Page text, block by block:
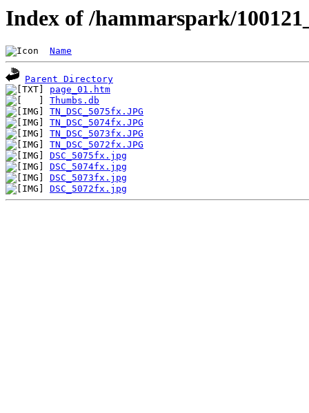
Index of /hammarspark/
Name
Parent Directory
page_01.htm
Thumbs.db
TN_DSC_5075fx.JPG
TN_DSC_5074fx.JPG
TN_DSC_5073fx.JPG
TN_DSC_5072fx.JPG
DSC_5075fx.jpg
DSC_5074fx.jpg
DSC_5073fx.jpg
DSC_5072fx.jpg